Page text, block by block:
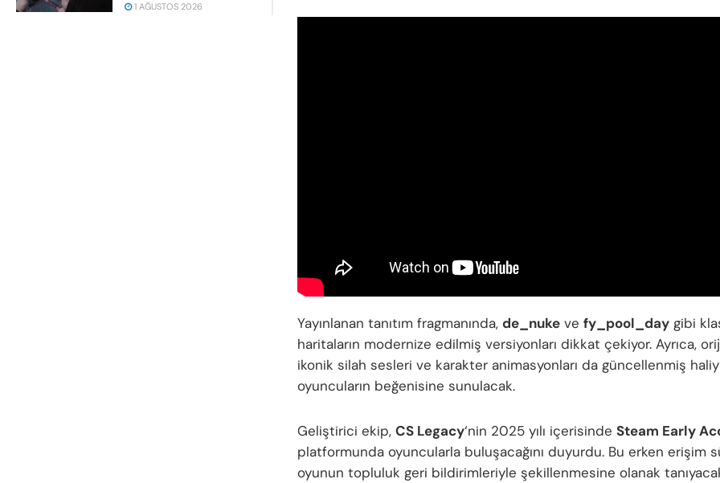
1 AĞUSTOS 2026
Yayınlanan tanıtım fragmanında, de_nuke ve fy_pool_day gibi
haritaların modernize edilmiş versiyonları dikkat çekiyor. Ayrıca,
ikonik silah sesleri ve karakter animasyonları da güncellenmiş
oyuncuların beğenisine sunulacak.
Geliştirici ekip, CS Legacy‘nin 2025 yılı içerisinde Steam Early
platformunda oyuncularla buluşacağını duyurdu. Bu erken erişim
oyunun topluluk geri bildirimleriyle şekillenmesine olanak